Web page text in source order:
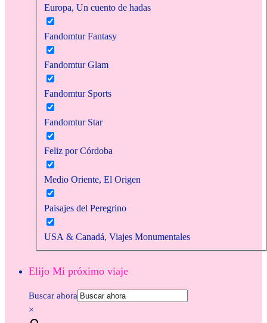
Europa, Un cuento de hadas
Fandomtur Fantasy
Fandomtur Glam
Fandomtur Sports
Fandomtur Star
Feliz por Córdoba
Medio Oriente, El Origen
Paisajes del Peregrino
USA & Canadá, Viajes Monumentales
Elijo Mi próximo viaje
Buscar ahora
×